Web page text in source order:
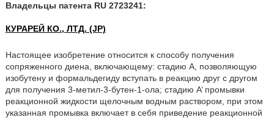
Владельцы патента RU 2723241:
КУРАРЕЙ КО., ЛТД. (JP)
Настоящее изобретение относится к способу получения
сопряженного диена, включающему: стадию А, позволяющую
изобутену и формальдегиду вступать в реакцию друг с другом
для получения 3-метил-3-бутен-1-ола; стадию А’ промывки
реакционной жидкости щелочным водным раствором, при этом
указанная промывка включает в себя приведение реакционной